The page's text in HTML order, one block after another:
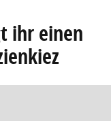
ihr einen